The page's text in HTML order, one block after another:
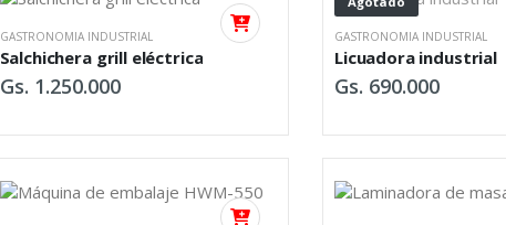
GASTRONOMIA INDUSTRIAL
Salchichera grill eléctrica
Gs. 1.250.000
GASTRONOMIA INDUSTRIAL
Licuadora industrial
Gs. 690.000